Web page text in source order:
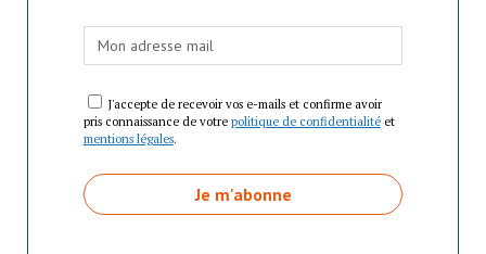
J'accepte de recevoir vos e-mails et confirme avoir
pris connaissance de votre politique de confidentialitéet
mentions légales.